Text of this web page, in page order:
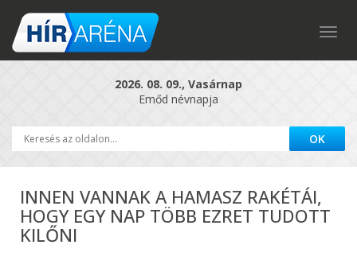
2026. 08. 09., Vasárnap
Emőd névnapja
INNEN VANNAK A HAMASZ RAKÉTÁI,
HOGY EGY NAP TÖBB EZRET TUDOTT
KILŐNI